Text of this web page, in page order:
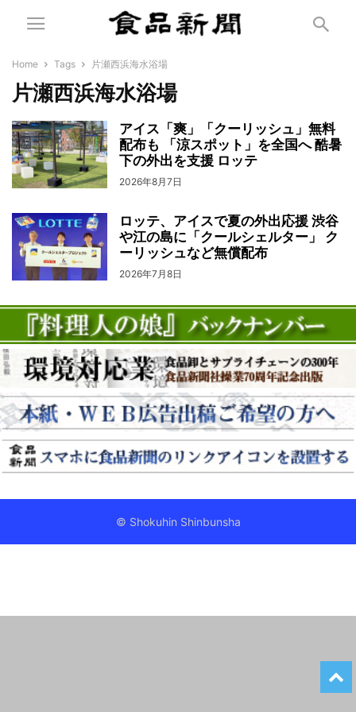
Home Tags 片瀬西浜海水浴場
片瀬西浜海水浴場
アイス「爽」「クーリッシュ」無料
配布も 「涼スポット」を全国へ 酷暑
下の外出を支援 ロッテ
2026年8月7日
ロッテ、アイスで夏の外出応援 渋谷
や江の島に「クールシェルター」 ク
ーリッシュなど無償配布
2026年7月8日
© Shokuhin Shinbunsha